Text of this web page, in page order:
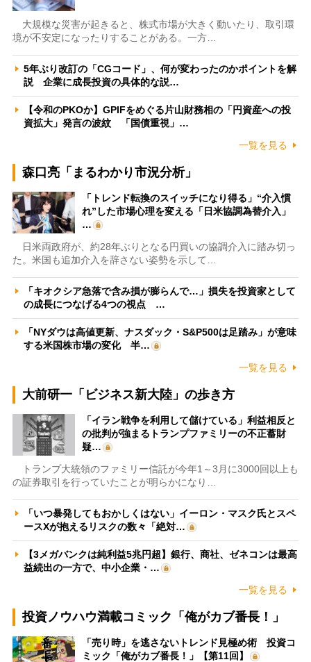
大規模な災害が起きると、株式市場が大きく動いたり、取引環
境が不安定になったりすることがある。一方…
5年ぶり改訂の「CGコード」、何が変わったのかポイントを解
説 企業に成長投資の具体的な説…
【令和のPKOか】GPIFをめぐる片山財務相の「円資産への投
資拡大」発言の波紋 「国債重視」…
一覧を見る
森口亮「まるわかり市況分析」
「トレンド転換のスイッチになり得る」“介入慣
れ”した市場心理を変える「日米協調為替介入」
…
日米両政府が、約28年ぶりとなる円買いの協調介入に踏み切っ
た。米国も追加介入を辞さない姿勢を示して…
「キオクシア急落で含み損が膨らんで…」損失を投資家として
の成長につなげる4つの視点 …
「NYダウは高値更新、ナスダック・S&P500は足踏み」が意味
する米国株市場の変化 半…
一覧を見る
大前研一「ビジネス新大陸」の歩き方
「イラン戦争を利用して儲けている」利益相反と
の批判が強まるトランプファミリーの不正蓄財
疑…
トランプ大統領のファミリー信託が今年1～3月に3000回以上も
の証券取引を行っていたことが明らかになり…
「いつ暴発してもおかしくはない」イーロン・マスク氏とスペ
ースXが抱えるリスクの数々「絶対…
【3メガバンクは純利益5兆円超】銀行、商社、ゼネコンは最高
益続出の一方で、中小企業・…
一覧を見る
投資ノウハウ満載コミック「俺がカブ番長！」
「売り時」を逃さないトレンド見極め術 投資コ
ミック「俺がカブ番長！」【第11回】